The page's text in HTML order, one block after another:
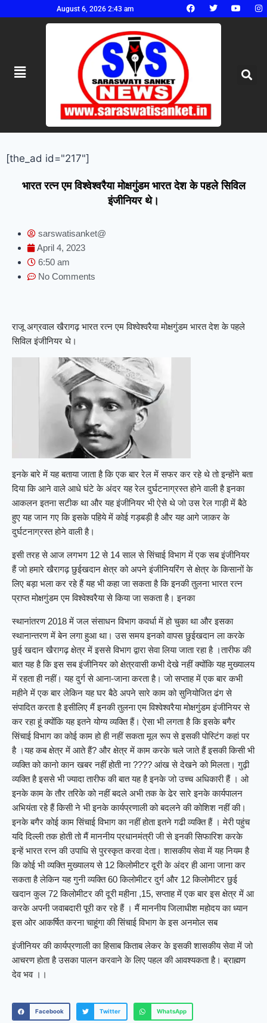
August 6, 2026 2:43 am
[the_ad id="217"]
भारत रत्न एम विश्वेश्वरैया मोक्षगुंडम भारत देश के पहले सिविल
इंजीनियर थे।
sarswatisanket@
April 4, 2023
6:50 am
No Comments
राजू अग्रवाल खैरागढ़ भारत रत्न एम विश्वेश्वरैया मोक्षगुंडम भारत देश के पहले
सिविल इंजीनियर थे।
इनके बारे में यह बताया जाता है कि एक बार रेल में सफर कर रहे थे तो इन्होंने बता
दिया कि आने वाले आधे घंटे के अंदर यह रेल दुर्घटनाग्रस्त होने वाली है इनका
आकलन इतना सटीक था और यह इंजीनियर भी ऐसे थे जो उस रेल गाड़ी में बैठे
हुए यह जान गए कि इसके पहिये में कोई गड़बड़ी है और यह आगे जाकर के
दुर्घटनाग्रस्त होने वाली है।
इसी तरह से आज लगभग 12 से 14 साल से सिंचाई विभाग में एक सब इंजीनियर
हैं जो हमारे खैरागढ़ छुईखदान क्षेत्र को अपने इंजीनियरिंग से क्षेत्र के किसानों के
लिए बड़ा भला कर रहे हैं यह भी कहा जा सकता है कि इनकी तुलना भारत रत्न
प्राप्त मोक्षगुंडम एम विश्वेश्वरैया से किया जा सकता है। इनका
स्थानांतरण 2018 में जल संसाधन विभाग कवर्धा में हो चुका था और इसका
स्थानान्तरण में बेन लगा हुआ था। उस समय इनको वापस छुईखदान ला करके
छुई खदान खैरागढ़ क्षेत्र में इससे विभाग द्वारा सेवा लिया जाता रहा है ।तारीफ की
बात यह है कि इस सब इंजीनियर को क्षेत्रवासी कभी देखे नहीं क्योंकि यह मुख्यालय
में रहता ही नहीं। यह दुर्ग से आना-जाना करता है। जो सप्ताह में एक बार कभी
महीने में एक बार लेकिन यह घर बैठे अपने सारे काम को सुनियोजित ढंग से
संपादित करता है इसीलिए मैं इनकी तुलना एम विश्वेश्वरैया मोक्षगुंडम इंजीनियर से
कर रहा हूं क्योंकि यह इतने योग्य व्यक्ति हैं। ऐसा भी लगता है कि इसके बगैर
सिंचाई विभाग का कोई काम हो ही नहीं सकता मूल रूप से इसकी पोस्टिंग कहां पर
है ।यह कब क्षेत्र में आते हैं? और क्षेत्र में काम करके चले जाते हैं इसकी किसी भी
व्यक्ति को कानो कान खबर नहीं होती ना ???? आंख से देखने को मिलता। गुढ़ी
व्यक्ति है इससे भी ज्यादा तारीफ की बात यह है इनके जो उच्च अधिकारी हैं । ओ
इनके काम के तौर तरिके को नहीं बदले अभी तक के ढेर सारे इनके कार्यपालन
अभियंता रहे हैं किसी ने भी इनके कार्यप्रणाली को बदलने की कोशिश नहीं की।
इनके बगैर कोई काम सिंचाई विभाग का नहीं होता इतने गढी व्यक्ति हैं । मेरी पहुंच
यदि दिल्ली तक होती तो मैं माननीय प्रधानमंत्री जी से इनकी सिफारिश करके
इन्हें भारत रत्न की उपाधि से पुरस्कृत करवा देता। शासकीय सेवा में यह नियम है
कि कोई भी व्यक्ति मुख्यालय से 12 किलोमीटर दूरी के अंदर ही आना जाना कर
सकता है लेकिन यह गुनी व्यक्ति 60 किलोमीटर दुर्ग और 12 किलोमीटर छुई
खदान कुल 72 किलोमीटर की दूरी महीना ,15, सप्ताह में एक बार इस क्षेत्र में आ
करके अपनी जवाबदारी पूरी कर रहे हैं । मैं माननीय जिलाधीश महोदय का ध्यान
इस ओर आकर्षित करना चाहूंगा की सिंचाई विभाग के इस अनमोल सब
इंजीनियर की कार्यप्रणाली का हिसाब किताब लेकर के इसकी शासकीय सेवा में जो
आचरण होता है उसका पालन करवाने के लिए पहल की आवश्यकता है। ब्राह्मण
देव भव ।।
Facebook Twitter WhatsApp